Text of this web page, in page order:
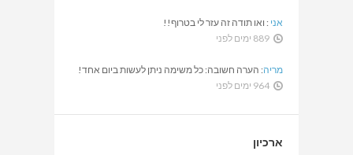
אני : ואו תודה זה עזר לי בטרוף!!
889 ימים לפני
מריה: הערה חשובה: כל משימה ניתן לעשות ביום אחד!
964 ימים לפני
ארכיון